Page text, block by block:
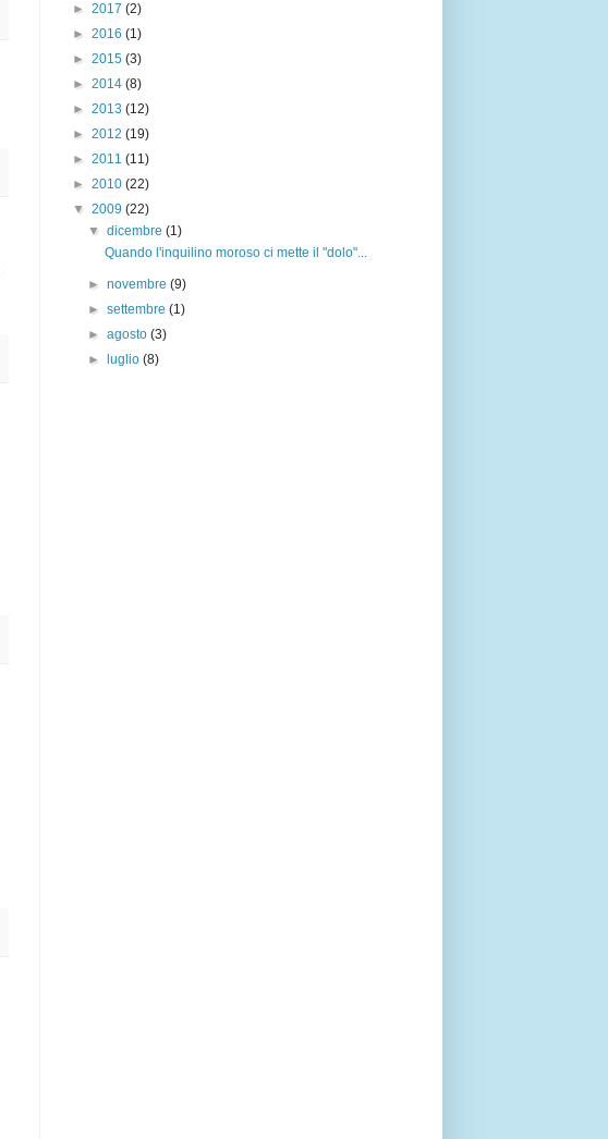
► 2017 (2)
► 2016 (1)
► 2015 (3)
► 2014 (8)
► 2013 (12)
► 2012 (19)
► 2011 (11)
► 2010 (22)
▼ 2009 (22)
▼dicembre(1)
Quando l'inquilino moroso ci mette il "dolo"...
►novembre(9)
►settembre(1)
►agosto(3)
►
luglio(8)